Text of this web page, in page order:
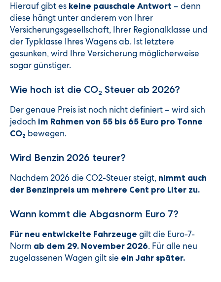
Hierauf gibt es keine pauschale Antwort – denn
diese hängt unter anderem von Ihrer
Versicherungsgesellschaft, Ihrer Regionalklasse und
der Typklasse Ihres Wagens ab. Ist letztere
gesunken, wird Ihre Versicherung möglicherweise
sogar günstiger.
Wie hoch ist die CO2 Steuer ab 2026?
Der genaue Preis ist noch nicht definiert – wird sich
jedoch im Rahmen von 55 bis 65 Euro pro Tonne
CO2 bewegen.
Wird Benzin 2026 teurer?
Nachdem 2026 die CO2-Steuer steigt, nimmt auch
der Benzinpreis um mehrere Cent pro Liter zu.
Wann kommt die Abgasnorm Euro 7?
Für neu entwickelte Fahrzeuge gilt die Euro-7-
Norm ab dem 29. November 2026. Für alle neu
zugelassenen Wagen gilt sie ein Jahr später.